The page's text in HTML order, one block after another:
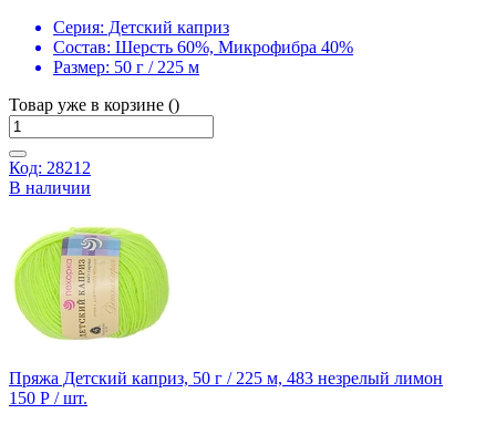
Серия: Детский каприз
Состав: Шерсть 60%, Микрофибра 40%
Размер: 50 г / 225 м
Товар уже в корзине ()
Код: 28212
В наличии
Пряжа Детский каприз, 50 г / 225 м, 483 незрелый лимон
150 Р / шт.